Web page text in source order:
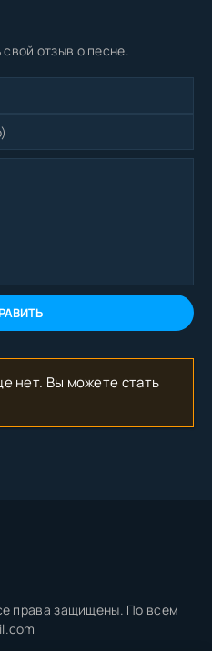
отзыв о песне.
нет. Вы можете стать
права защищены. По всем